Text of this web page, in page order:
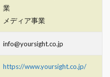
業
メディア事業
info@yoursight.co.jp
https://www.yoursight.co.jp/